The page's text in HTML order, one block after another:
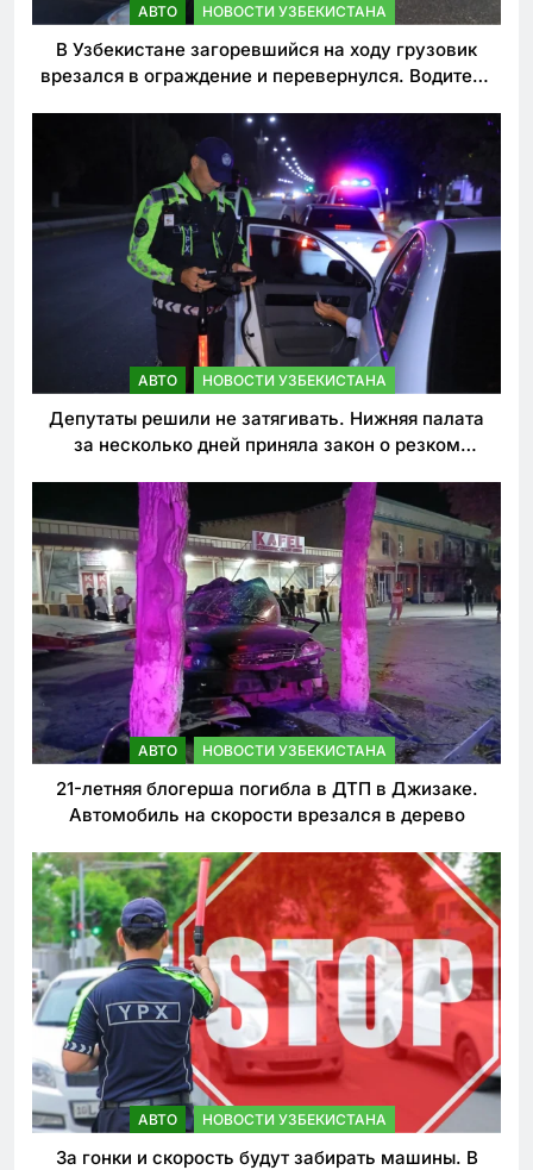
АВТО НОВОСТИ УЗБЕКИСТАНА
В Узбекистане загоревшийся на ходу грузовик
врезался в ограждение и перевернулся. Водитель
АВТО НОВОСТИ УЗБЕКИСТАНА
Депутаты решили не затягивать. Нижняя палата
за несколько дней приняла закон о резком
АВТО НОВОСТИ УЗБЕКИСТАНА
21-летняя блогерша погибла в ДТП в Джизаке.
Автомобиль на скорости врезался в дерево
АВТО НОВОСТИ УЗБЕКИСТАНА
За гонки и скорость будут забирать машины. В